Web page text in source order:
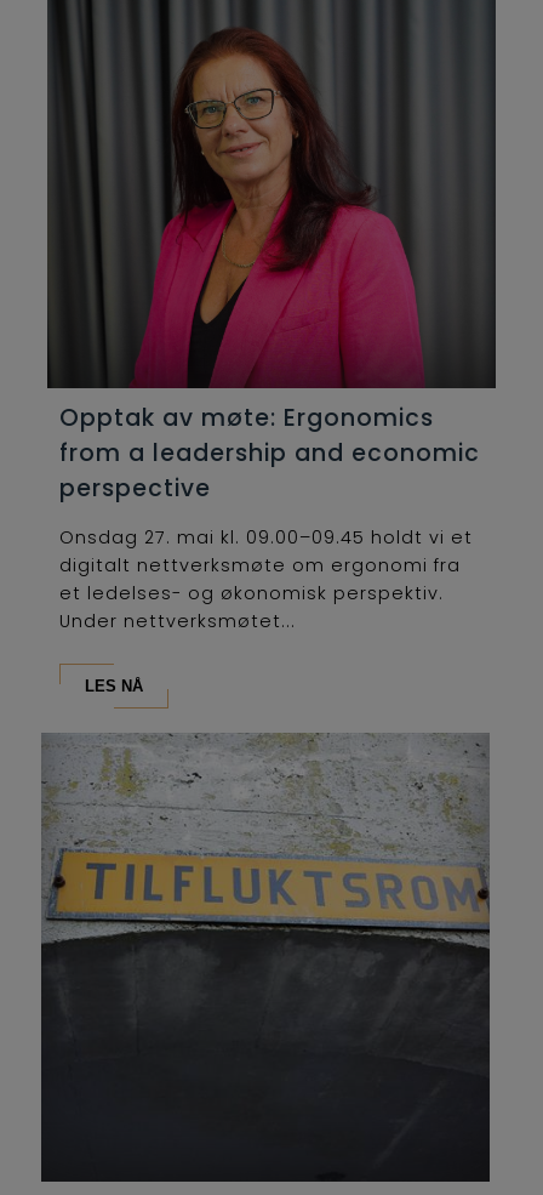
Opptak av møte: Ergonomics
from a leadership and economic
perspective
Onsdag 27. mai kl. 09.00–09.45 holdt vi et
digitalt nettverksmøte om ergonomi fra
et ledelses- og økonomisk perspektiv.
Under nettverksmøtet...
LES NÅ